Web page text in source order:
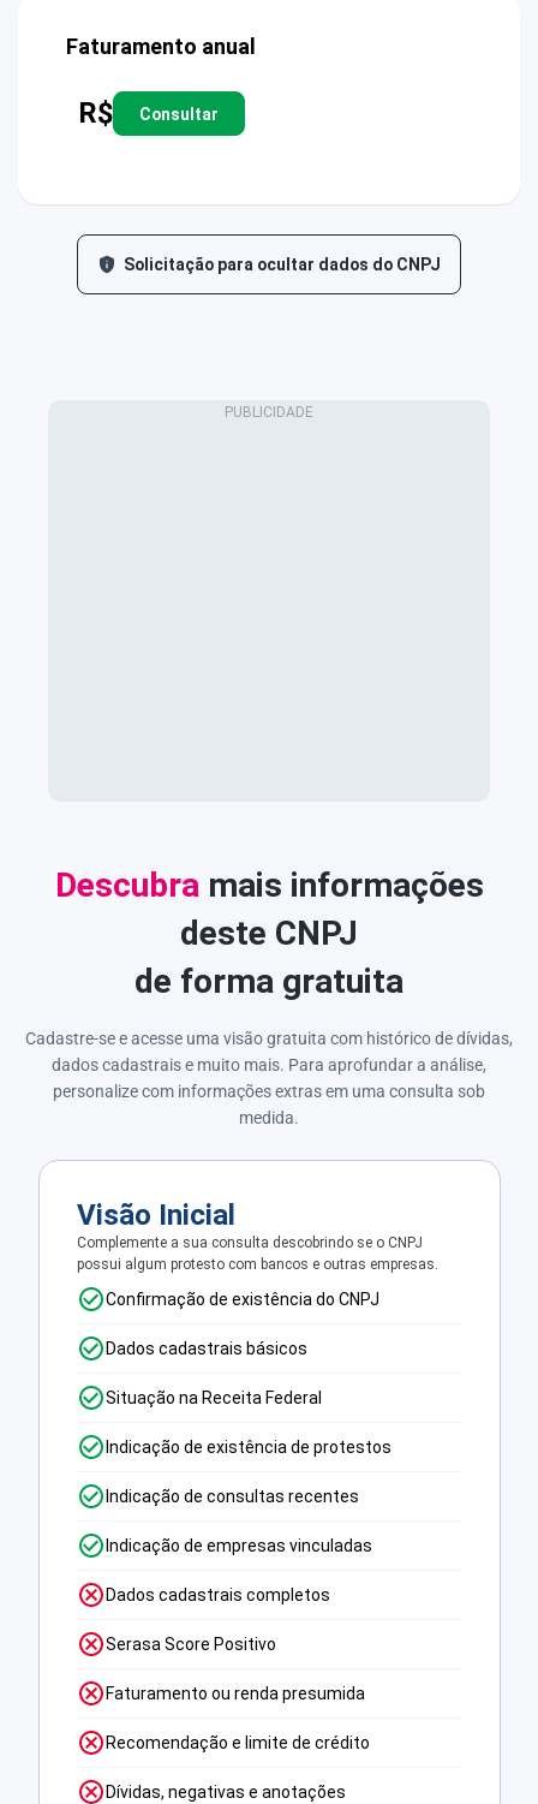
Faturamento anual
R$ Consultar
Solicitação para ocultar dados do CNPJ
Descubra mais informações
deste CNPJ
de forma gratuita
Cadastre-se e acesse uma visão gratuita com histórico de dívidas,
dados cadastrais e muito mais. Para aprofundar a análise,
personalize com informações extras em uma consulta sob
medida.
Visão Inicial
Complemente a sua consulta descobrindo se o CNPJ
possui algum protesto com bancos e outras empresas.
Confirmação de existência do CNPJ
Dados cadastrais básicos
Situação na Receita Federal
Indicação de existência de protestos
Indicação de consultas recentes
Indicação de empresas vinculadas
Dados cadastrais completos
Serasa Score Positivo
Faturamento ou renda presumida
Recomendação e limite de crédito
Dívidas, negativas e anotações